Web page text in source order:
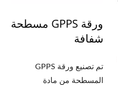
ورقة GPPS مسطحة
شفافة
تم تصنيع ورقة GPPS
المسطحة من مادة